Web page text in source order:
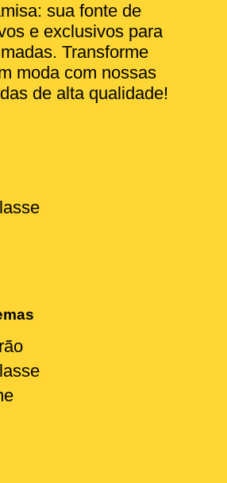
sua fonte de
e exclusivos para
Transforme
moda com nossas
de alta qualidade!